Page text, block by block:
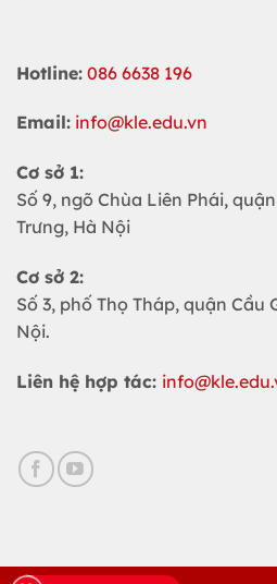
Hotline: 086 6638 196
Email: info@kle.edu.vn
Cơ sở 1:
Số 9, ngõ Chùa Liên Phái,
Trưng, Hà Nội
Cơ sở 2:
Số 3, phố Thọ Tháp, quận Cầu
Nội.
Liên hệ hợp tác: